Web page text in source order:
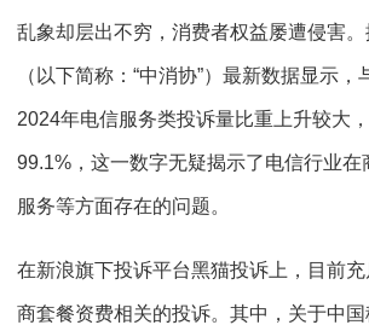
乱象却层出不穷，消费者权益屡遭侵害
（以下简称：“中消协”）最新数据显示，
2024年电信服务类投诉量比重上升较大
99.1%，这一数字无疑揭示了电信行业在
服务等方面存在的问题。
在新浪旗下投诉平台黑猫投诉上，目前
商套餐资费相关的投诉。其中，关于中